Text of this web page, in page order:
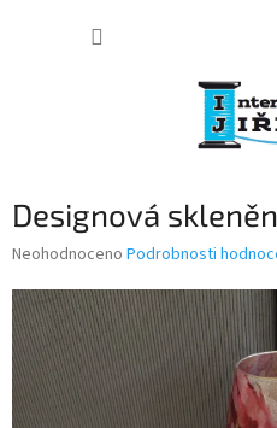
Designová
Průměrné
produktu
je
0,0
z
5
hvězdiček.
Neohodnoceno Podrobnosti